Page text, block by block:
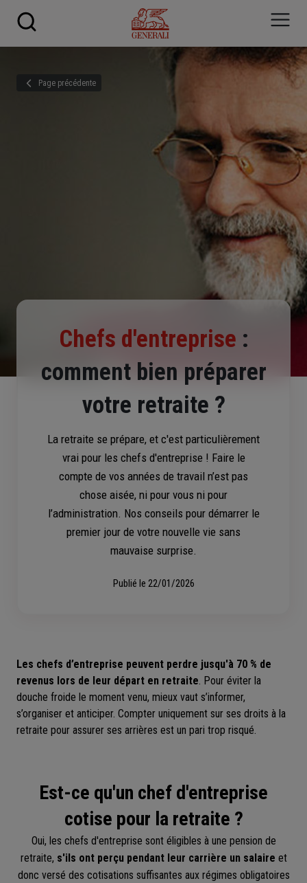
Page précédente
Chefs d'entreprise :
comment bien préparer
votre retraite ?
La retraite se prépare, et c'est particulièrement
vrai pour les chefs d'entreprise ! Faire le
compte de vos années de travail n’est pas
chose aisée, ni pour vous ni pour
l’administration. Nos conseils pour démarrer le
premier jour de votre nouvelle vie sans
mauvaise surprise.
Publié le 22/01/2026
Les chefs d’entreprise peuvent perdre jusqu'à 70 % de
revenus lors de leur départ en retraite. Pour éviter la
douche froide le moment venu, mieux vaut s’informer,
s’organiser et anticiper. Compter uniquement sur ses droits à la
retraite pour assurer ses arrières est un pari trop risqué.
Est-ce qu'un chef d'entreprise
cotise pour la retraite ?
Oui, les chefs d'entreprise sont éligibles à une pension de
retraite, s'ils ont perçu pendant leur carrière un salaire et
donc versé des cotisations suffisantes aux régimes obligatoires